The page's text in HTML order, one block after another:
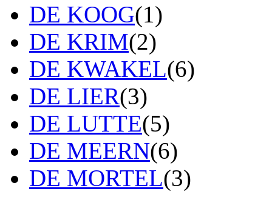
DE KOOG(1)
DE KRIM(2)
DE KWAKEL(6)
DE LIER(3)
DE LUTTE(5)
DE MEERN(6)
DE MORTEL(3)